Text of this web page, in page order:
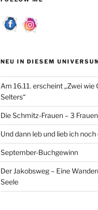
NEU IN DIESEM
Am 16.11. erscheint „Zwei
Selters“
Die Schmitz-Frauen – 3
Und dann leb und lieb ich
September-Buchgewinn
Der Jakobsweg – Eine
Seele